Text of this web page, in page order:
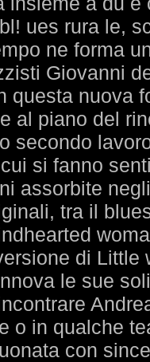
ues rura le,
ne forma
Giovanni
questa nuova
al piano del
secondo
si fanno
assorbite
tra il
di Little
le sue
o in qualche
con